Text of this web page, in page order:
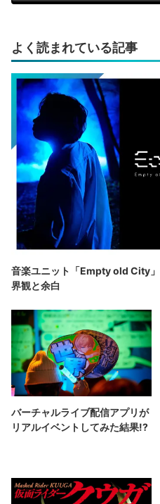
よく読まれている記事
音楽ユニット「Empty old City
界観と余白
バーチャルライブ配信アプリが
リアルイベントしてみた結果!?